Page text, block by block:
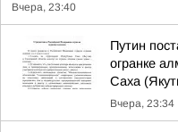
Вчера, 23:40
Путин
огранке
Саха
Вчера, 23:34